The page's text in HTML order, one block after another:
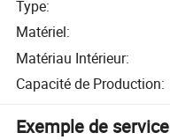
Type:
Matériel:
Matériau Intérieur:
Capacité de Production:
Exemple de service